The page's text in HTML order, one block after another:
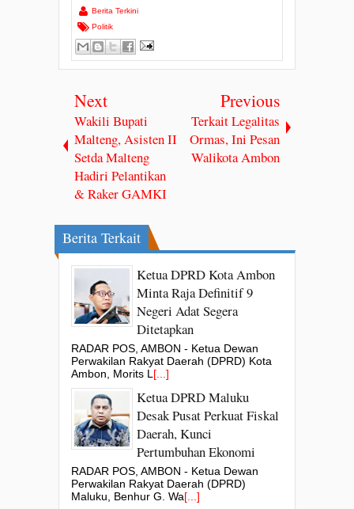
Berita Terkini
Politik
Next
Wakili Bupati
Malteng, Asisten II
Setda Malteng
Hadiri Pelantikan
& Raker GAMKI
Previous
Terkait Legalitas
Ormas, Ini Pesan
Walikota Ambon
Berita Terkait
Ketua DPRD Kota Ambon
Minta Raja Definitif 9
Negeri Adat Segera
Ditetapkan
RADAR POS, AMBON - Ketua Dewan
Perwakilan Rakyat Daerah (DPRD) Kota
Ambon, Morits L [...]
Ketua DPRD Maluku
Desak Pusat Perkuat Fiskal
Daerah, Kunci
Pertumbuhan Ekonomi
RADAR POS, AMBON - Ketua Dewan
Perwakilan Rakyat Daerah (DPRD)
Maluku, Benhur G. Wa[...]